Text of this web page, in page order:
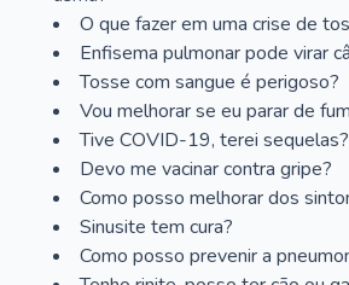
O que fazer em uma crise de
Enfisema pulmonar pode virar
Tosse com sangue é perigoso?
Vou melhorar se eu parar de
Tive COVID-19, terei sequelas?
Devo me vacinar contra gripe?
Como posso melhorar dos
Sinusite tem cura?
Como posso prevenir a